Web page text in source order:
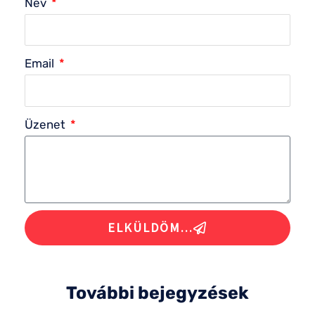
Email
Üzenet
ELKÜLDÖM...
További bejegyzések